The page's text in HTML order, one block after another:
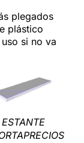
plegados
plástico
si no va
ESTANTE